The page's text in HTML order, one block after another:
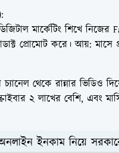
মার্কেটিং শিখে
প্রোমোট করে। আয়: মাসে
থেকে রান্নার ভিডিও
২ লাখের বেশি, এবং
অনলাইন ইনকাম নিয়ে